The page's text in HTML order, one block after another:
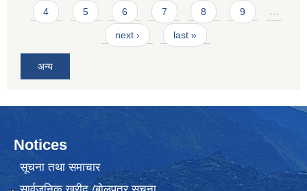
4 5 6 7 8 9 …
next › last »
अन्य
Notices
सूचना तथा समाचार